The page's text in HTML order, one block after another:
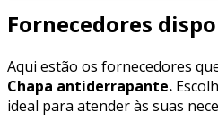
Fornecedores
Aqui estão os fornecedores
Chapa antiderrapante.
ideal para atender às suas